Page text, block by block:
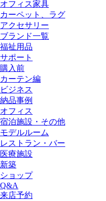
オフィス家具
カーペット、ラグ
アクセサリー
ブランド一覧
福祉用品
サポート
購入前
カーテン編
ビジネス
納品事例
オフィス
宿泊施設・その他
モデルルーム
レストラン・バー
医療施設
新築
ショップ
Q&A
来店予約